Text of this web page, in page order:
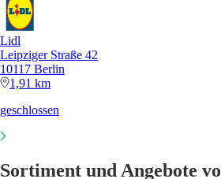
Lidl
Leipziger Straße 42
10117 Berlin
1,91 km
geschlossen
Sortiment und Angebote